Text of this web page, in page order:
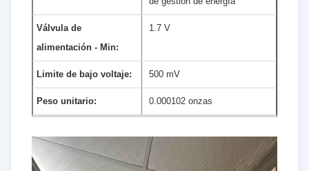
Válvula de
alimentación - Min:
1.7 V
Limite de bajo voltaje: 500 mV
Peso unitario: 0.000102 onzas